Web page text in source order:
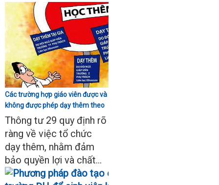
Các trường hợp giáo viên được và
không được phép dạy thêm theo
Thông tư 29
Thông tư 29 quy định rõ
ràng về việc tổ chức
dạy thêm, nhằm đảm
bảo quyền lợi và chất...